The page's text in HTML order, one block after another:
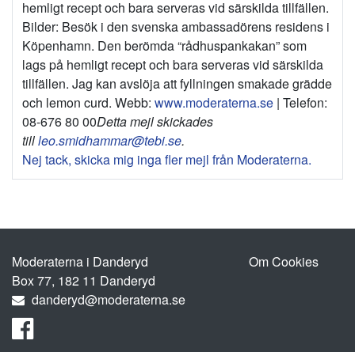
Bilder: Besök i den svenska ambassadörens residens i
Köpenhamn. Den berömda “rådhuspankakan” som
lags på hemligt recept och bara serveras vid särskilda
tillfällen. Jag kan avslöja att fyllningen smakade grädde
och lemon curd. Webb: www.moderaterna.se | Telefon:
08-676 80 00Detta mejl skickades
tillleo.smidhammar@tebi.se.
Nej tack, skicka mig inga fler mejl från Moderaterna.
Moderaterna i Danderyd
Box 77, 182 11 Danderyd
danderyd@moderaterna.se
Om Cookies